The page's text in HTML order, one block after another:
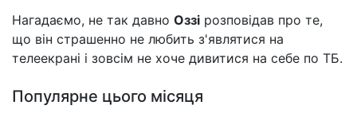
Нагадаємо, не так давно Оззі розповідав про те,
що він страшенно не любить з'являтися на
телеекрані і зовсім не хоче дивитися на себе по ТБ.
Популярне цього місяця